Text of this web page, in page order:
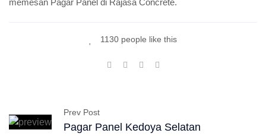
memesan Pagar Panel di Rajasa Concrete.
1130 people like this
Prev Post
Pagar Panel Kedoya Selatan